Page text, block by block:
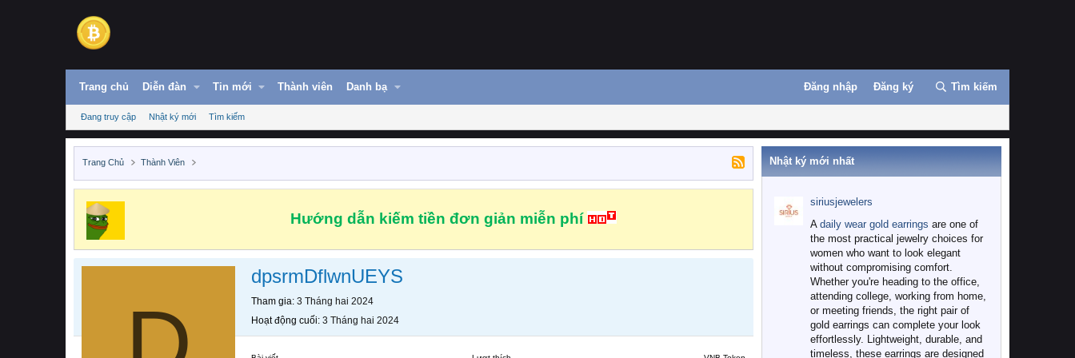
Trang chủ Diễn đàn Tin mới Thành viên Danh bạ Đăng nhập Đăng ký Tìm kiếm
Đang truy cập Nhật ký mới Tìm kiếm
Trang Chủ Thành Viên
Hướng dẫn kiếm tiền đơn giản miễn phí
dpsrmDflwnUEYS
Tham gia 3 Tháng hai 2024
Hoạt động cuối 3 Tháng hai 2024
Nhật ký mới nhất
siriusjewelers
A daily wear gold earrings are one of
the most practical jewelry choices for
women who want to look elegant
without compromising comfort.
Whether you're heading to the office,
attending college, working from home,
or meeting friends, the right pair of
gold earrings can complete your look
effortlessly. Lightweight, durable, and
timeless, these earrings are designed